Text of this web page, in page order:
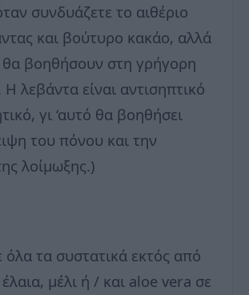
συνδυάζετε το αιθέριο
και βούτυρο κακάο, αλλά
θα βοηθήσουν στη γρήγορη
λεβάντα είναι αντισηπτικό
γι ‘αυτό θα βοηθήσει
του πόνου και την
λοίμωξης.)
όλα τα συστατικά εκτός από
μέλι ή / και aloe vera σε